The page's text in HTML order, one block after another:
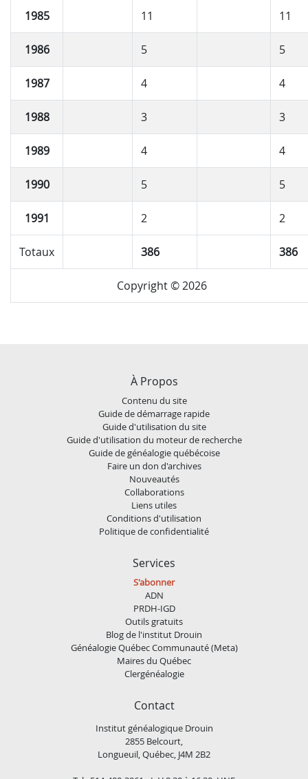
1985 11 11
1986 5 5
1987 4 4
1988 3 3
1989 4 4
1990 5 5
1991 2 2
Totaux 386 386
Copyright © 2026
À Propos
Contenu du site
Guide de démarrage rapide
Guide d'utilisation du site
Guide d'utilisation du moteur de recherche
Guide de généalogie québécoise
Faire un don d'archives
Nouveautés
Collaborations
Liens utiles
Conditions d'utilisation
Politique de confidentialité
Services
S'abonner
ADN
PRDH-IGD
Outils gratuits
Blog de l'institut Drouin
Généalogie Québec Communauté (Meta)
Maires du Québec
Clergénéalogie
Contact
Institut généalogique Drouin
2855 Belcourt,
Longueuil, Québec, J4M 2B2